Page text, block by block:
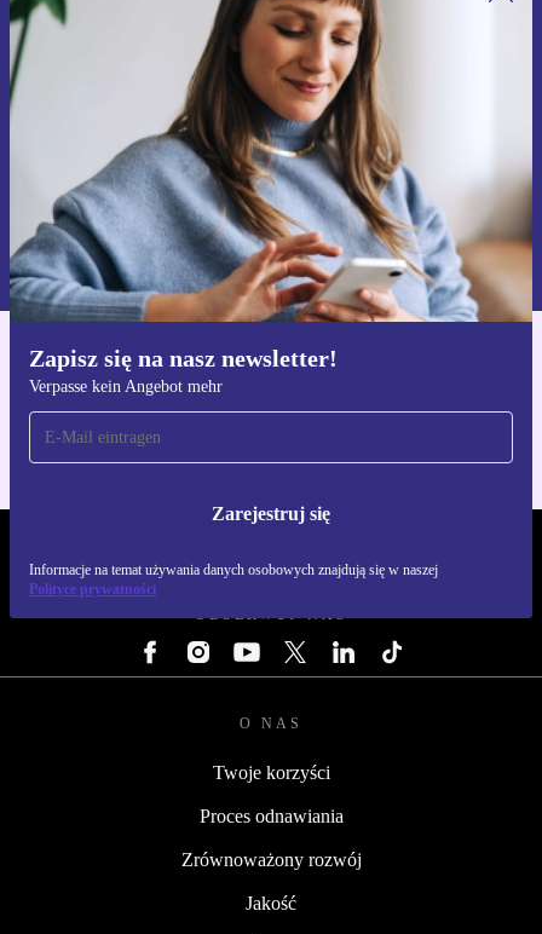
Zapisz się na nasz newsletter!
Verpasse kein Angebot mehr
Zarejestruj się
Informacje na temat używania danych osobowych znajdują się w naszej
Polityce prywatności
Zapisz się na nasz newsletter!
Nie przegap żadnej oferty.
Zarejestruj się
Informacje na temat używania danych osobowych znajdują się w
naszej
Polityce prywatności
Pobierz aplikację refurbed
Dla iOS i Android
OBSERWUJ NAS
O NAS
Twoje korzyści
Proces odnawiania
Zrównoważony rozwój
Jakość